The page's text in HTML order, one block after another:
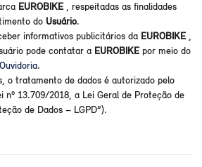
EUROBIKE , respeitadas as finalidades
do Usuário.
informativos publicitários da EUROBIKE ,
pode contatar a EUROBIKE por meio do
Ouvidoria.
o tratamento de dados é autorizado pelo
nº 13.709/2018, a Lei Geral de Proteção de
de Dados – LGPD”).